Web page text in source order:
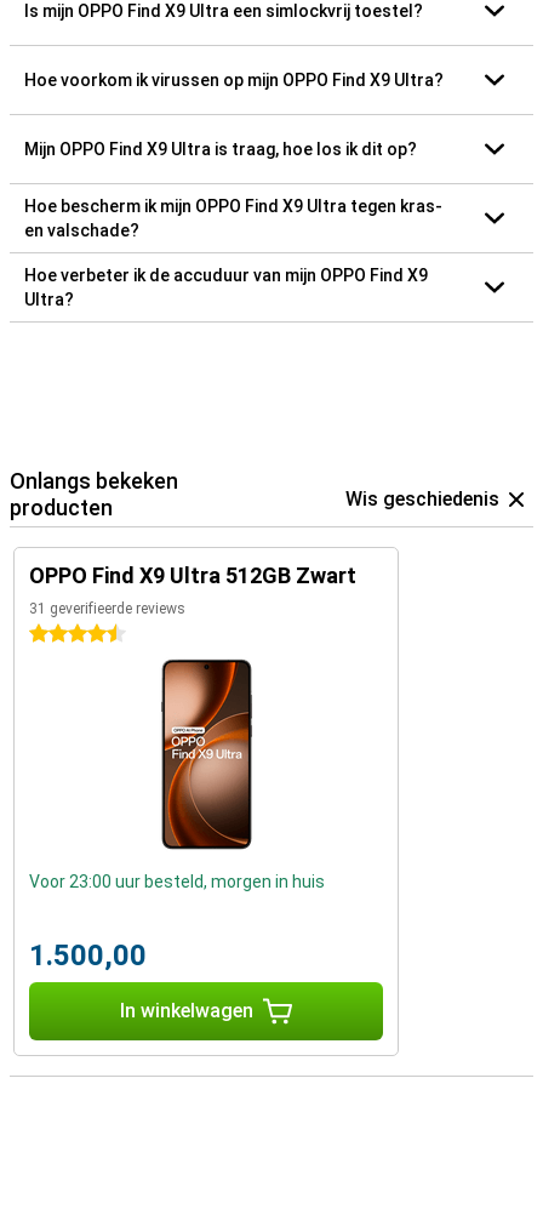
Is mijn OPPO Find X9 Ultra een simlockvrij toestel?
Hoe voorkom ik virussen op mijn OPPO Find X9 Ultra?
Mijn OPPO Find X9 Ultra is traag, hoe los ik dit op?
Hoe bescherm ik mijn OPPO Find X9 Ultra tegen kras-
en valschade?
Hoe verbeter ik de accuduur van mijn OPPO Find X9
Ultra?
Onlangs bekeken
producten
Wis geschiedenis
OPPO Find X9 Ultra 512GB Zwart
31 geverifieerde reviews
4.5 sterren
Voor 23:00 uur besteld, morgen in huis
1.500,00
In winkelwagen